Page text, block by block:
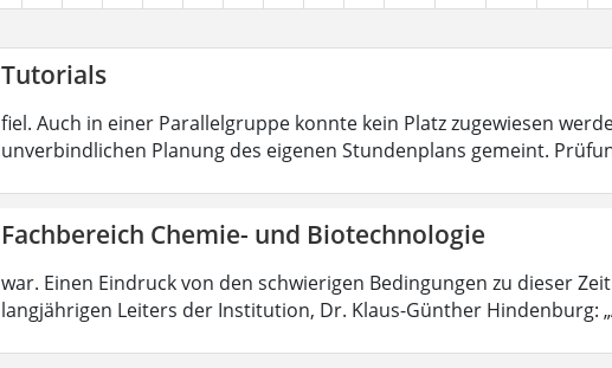
Tutorials
fiel. Auch in einer Parallelgruppe konnte kein Platz zugewiesen
unverbindlichen Planung des eigenen Stundenplans gemeint.
Fachbereich Chemie- und Biotechnologie
war. Einen Eindruck von den schwierigen Bedingungen zu dieser
langjährigen Leiters der Institution, Dr. Klaus-Günther Hindenburg: